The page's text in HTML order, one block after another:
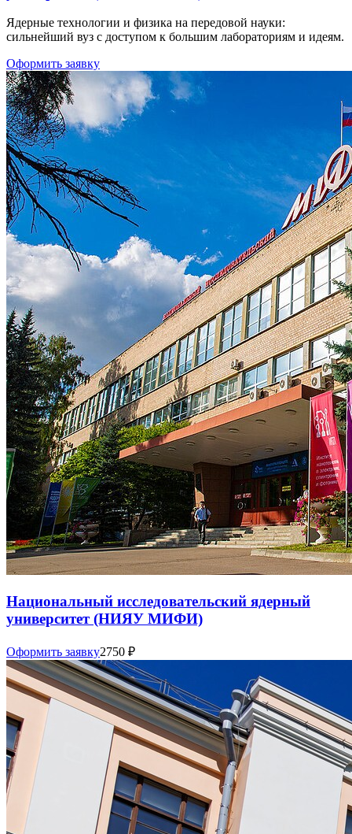
Ядерные технологии и физика на передовой науки:
сильнейший вуз с доступом к большим лабораториям и идеям.
Оформить заявку
Национальный исследовательский ядерный
университет (НИЯУ МИФИ)
Оформить заявку2750 ₽